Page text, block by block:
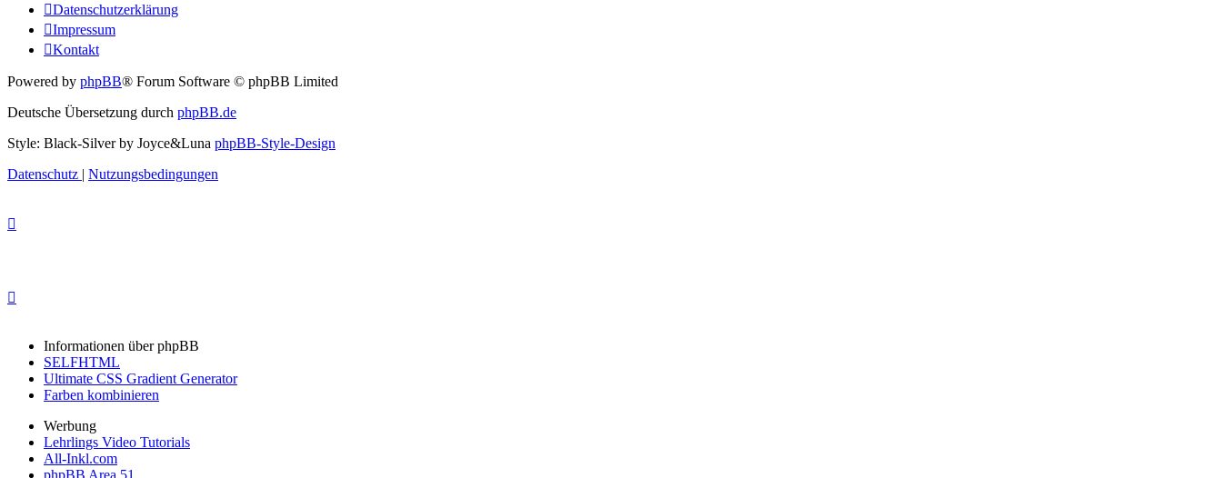
Datenschutzerklärung
Impressum
Kontakt
Powered by phpBB® Forum Software © phpBB Limited
Deutsche Übersetzung durch phpBB.de
Style: Black-Silver by Joyce&Luna phpBB-Style-Design
Datenschutz | Nutzungsbedingungen
Informationen über phpBB
SELFHTML
Ultimate CSS Gradient Generator
Farben kombinieren
Werbung
Lehrlings Video Tutorials
All-Inkl.com